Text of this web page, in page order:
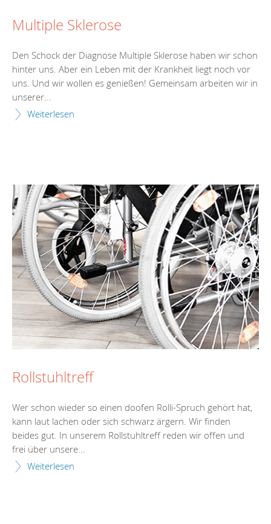
Multiple Sklerose
Den Schock der Diagnose Multiple Sklerose haben wir schon
hinter uns. Aber ein Leben mit der Krankheit liegt noch vor
uns. Und wir wollen es genießen! Gemeinsam arbeiten wir in
unserer...
Weiterlesen
Rollstuhltreff
Wer schon wieder so einen doofen Rolli-Spruch gehört hat,
kann laut lachen oder sich schwarz ärgern. Wir finden
beides gut. In unserem Rollstuhltreff reden wir offen und
frei über unsere...
Weiterlesen